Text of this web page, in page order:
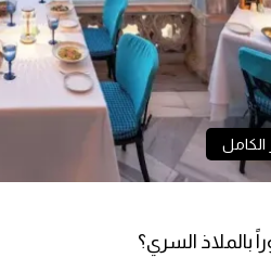
بالملاذ السري؟